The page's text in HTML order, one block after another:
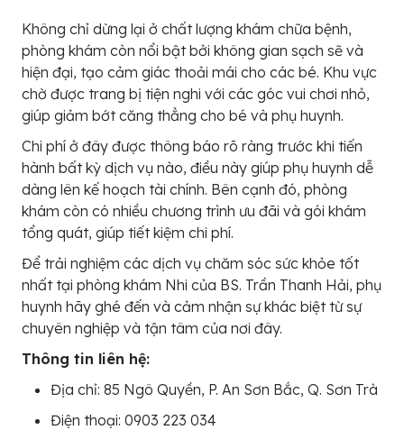
Không chỉ dừng lại ở chất lượng khám chữa bệnh,
phòng khám còn nổi bật bởi không gian sạch sẽ và
hiện đại, tạo cảm giác thoải mái cho các bé. Khu vực
chờ được trang bị tiện nghi với các góc vui chơi nhỏ,
giúp giảm bớt căng thẳng cho bé và phụ huynh.
Chi phí ở đây được thông báo rõ ràng trước khi tiến
hành bất kỳ dịch vụ nào, điều này giúp phụ huynh dễ
dàng lên kế hoạch tài chính. Bên cạnh đó, phòng
khám còn có nhiều chương trình ưu đãi và gói khám
tổng quát, giúp tiết kiệm chi phí.
Để trải nghiệm các dịch vụ chăm sóc sức khỏe tốt
nhất tại phòng khám Nhi của BS. Trần Thanh Hải, phụ
huynh hãy ghé đến và cảm nhận sự khác biệt từ sự
chuyên nghiệp và tận tâm của nơi đây.
Thông tin liên hệ:
Địa chỉ: 85 Ngô Quyền, P. An Sơn Bắc, Q. Sơn Trà
Điện thoại: 0903 223 034